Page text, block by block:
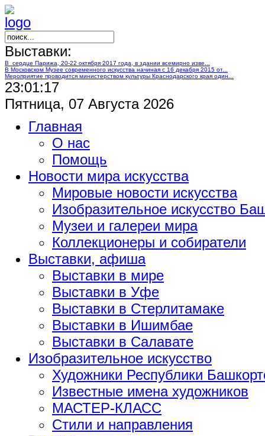
Выставки:
В сердце Парижа, 20-22 октября 2017 года, в здании всемирно изве...
В Московском Музее современного искусства начиная с 16 декабря 2015 от...
Мероприятие проводится министерством культуры Краснодарского края один...
23:01:18
Пятница, 07 Августа 2026
Главная
О нас
Помощь
Новости мира искусства
Мировые новости искусства
Изобразительное искусство
Музеи и галереи мира
Коллекционеры и собиратели
Выставки, афиша
Выставки в мире
Выставки в Уфе
Выставки в Стерлитамаке
Выставки в Ишимбае
Выставки в Салавате
Изобразительное искусство
Художники Республики
Известные имена художников
МАСТЕР-КЛАСС
Стили и направления